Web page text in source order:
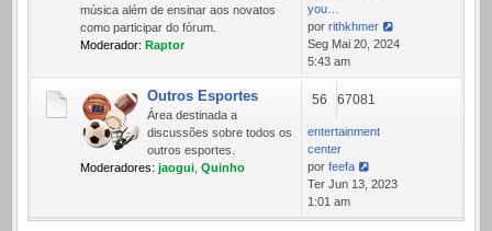
música além de ensinar aos novatos
como participar do fórum.
Moderador: Raptor
you…
por rithkhmer
Ver
última
mensagem
Seg Mai 20, 2024
5:43 am
Outros Esportes
Área destinada a
discussões sobre todos os
outros esportes.
Moderadores: jaogui Quinho
56 67081
entertainment
center
por feefa
Ver
última
mensagem
Ter Jun 13, 2023
1:01 am